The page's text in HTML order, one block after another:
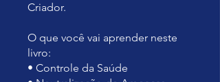
Criador.
O que você vai aprender neste
livro:
• Controle da Saúde